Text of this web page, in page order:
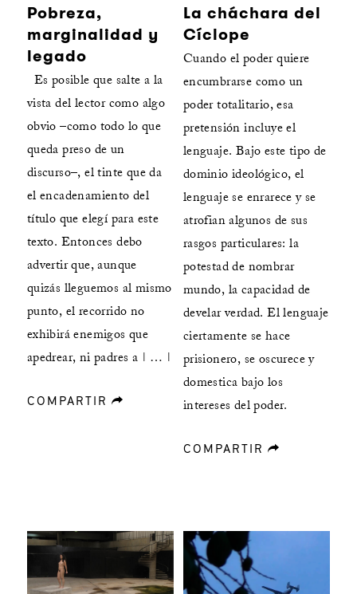
Pobreza,
marginalidad y
legado
Es posible que salte a la
vista del lector como algo
obvio –como todo lo que
queda preso de un
discurso–, el tinte que da
el encadenamiento del
título que elegí para este
texto. Entonces debo
advertir que, aunque
quizás lleguemos al mismo
punto, el recorrido no
exhibirá enemigos que
apedrear, ni padres a | … |
COMPARTIR forward
La cháchara del
Cíclope
Cuando el poder quiere
encumbrarse como un
poder totalitario, esa
pretensión incluye el
lenguaje. Bajo este tipo de
dominio ideológico, el
lenguaje se enrarece y se
atrofian algunos de sus
rasgos particulares: la
potestad de nombrar
mundo, la capacidad de
develar verdad. El lenguaje
ciertamente se hace
prisionero, se oscurece y
domestica bajo los
intereses del poder.
COMPARTIR forward